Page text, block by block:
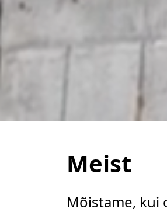
Meist
Mõistame, kui